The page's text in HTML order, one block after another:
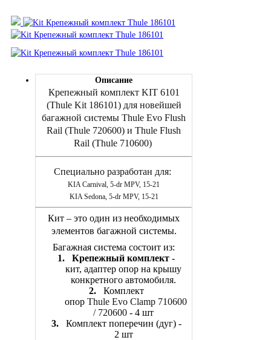
Описание
Крепежный комплект KIT 6101
(Thule Kit 186101) для новейшей
багажной системы Thule Evo Flush
Rail (Thule 720600) и Thule Flush
Rail (Thule 710600)
Специально разработан для:
KIA Carnival, 5-dr MPV, 15-21
KIA Sedona, 5-dr MPV, 15-21
Кит – это один из необходимых
элементов багажной системы.
Багажная система состоит из:
1.
Крепежный комплект -
кит, адаптер опор на крышу
конкретного автомобиля.
2.
Комплект
опор Thule Evo Clamp 710600
/ 720600 - 4 шт
3.
Комплект поперечин (дуг) -
2 шт